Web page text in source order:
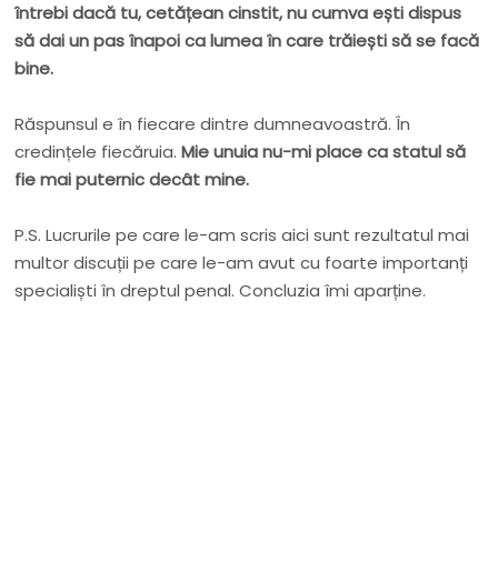
întrebi dacă tu, cetățean cinstit, nu cumva ești dispus
să dai un pas înapoi ca lumea în care trăiești să se facă
bine.
Răspunsul e în fiecare dintre dumneavoastră. În
credințele fiecăruia.Mie unuia nu-mi place ca statul să
fie mai puternic decât mine.
P.S. Lucrurile pe care le-am scris aici sunt rezultatul mai
multor discuții pe care le-am avut cu foarte importanți
specialiști în dreptul penal. Concluzia îmi aparține.